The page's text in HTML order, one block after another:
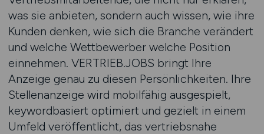
was sie anbieten, sondern auch wissen, wie ihre
Kunden denken, wie sich die Branche verändert
und welche Wettbewerber welche Position
einnehmen. VERTRIEB.JOBS bringt Ihre
Anzeige genau zu diesen Persönlichkeiten. Ihre
Stellenanzeige wird mobilfähig ausgespielt,
keywordbasiert optimiert und gezielt in einem
Umfeld veröffentlicht, das vertriebsnahe